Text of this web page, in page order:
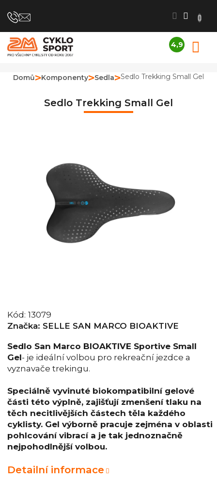
na
4,9
obchodu
je
z
5
Domů Komponenty Sedla Sedlo Trekking Small Gel
Sedlo Trekking Small Gel
Kód: 13079
Značka: SELLE SAN MARCO BIOAKTIVE
Sedlo San Marco BIOAKTIVE Sportive Small
Gel- je ideální volbou pro rekreační jezdce a
vyznavače trekingu.
Speciálně vyvinuté biokompatibilní gelové
části této výplně, zajišťují zmenšení tlaku na
těch necitlivějších částech těla každého
cyklisty. Gel výborně pracuje zejména v oblasti
pohlcování vibrací a je tak jednoznačně
nejpohodlnější volbou.
Detailní informace